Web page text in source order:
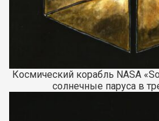
Космический корабль NASA
солнечные паруса в